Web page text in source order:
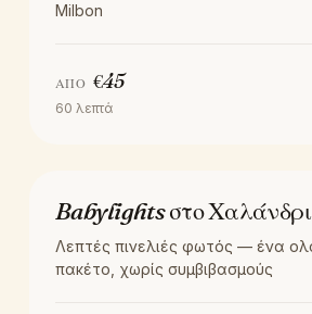
Milbon
ΑΠΌ €45
60 λεπτά
ΧΡΏΜΑ
Babylights στο Χαλάνδρι
Λεπτές πινελιές φωτός — ένα
πακέτο, χωρίς συμβιβασμούς